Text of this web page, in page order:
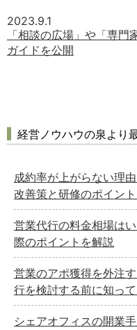
2023.9.1
「相談の広場」や「専
ガイドを公開
経営ノウハウの泉より
成約率が上がらない理
改善策と研修のポイン
営業代行の料金相場は
際のポイントを解説
営業のアポ獲得を外注
行を検討する前に知っ
シェアオフィスの開業